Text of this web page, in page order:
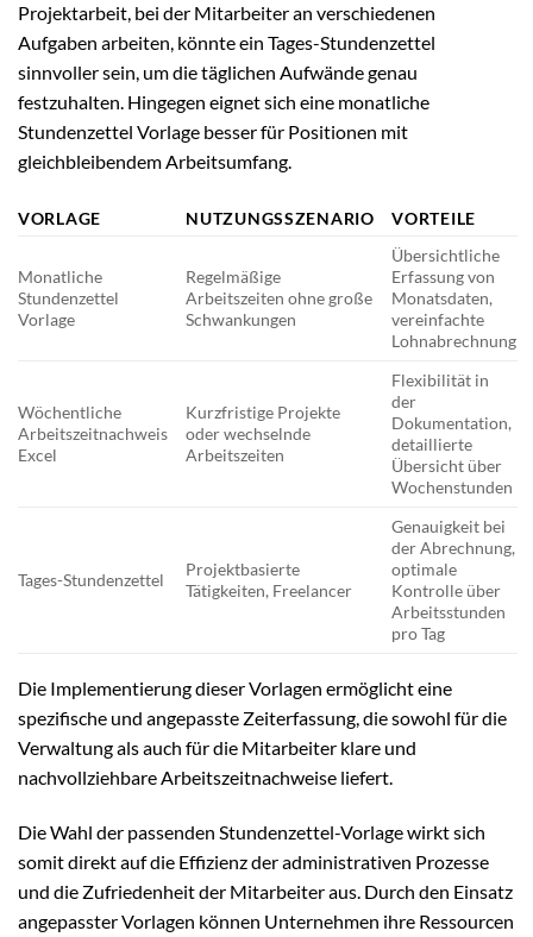
Projektarbeit, bei der Mitarbeiter an verschiedenen
Aufgaben arbeiten, könnte ein Tages-Stundenzettel
sinnvoller sein, um die täglichen Aufwände genau
festzuhalten. Hingegen eignet sich eine monatliche
Stundenzettel Vorlage besser für Positionen mit
gleichbleibendem Arbeitsumfang.
VORLAGE NUTZUNGSSZENARIO VORTEILE
Monatliche
Stundenzettel
Vorlage
Regelmäßige
Arbeitszeiten ohne große
Schwankungen
Übersichtliche
Erfassung von
Monatsdaten,
vereinfachte
Lohnabrechnung
Wöchentliche
Arbeitszeitnachweis
Excel
Kurzfristige Projekte
oder wechselnde
Arbeitszeiten
Flexibilität in
der
Dokumentation,
detaillierte
Übersicht über
Wochenstunden
Tages-Stundenzettel
Projektbasierte
Tätigkeiten, Freelancer
Genauigkeit bei
der Abrechnung,
optimale
Kontrolle über
Arbeitsstunden
pro Tag
Die Implementierung dieser Vorlagen ermöglicht eine
spezifische und angepasste Zeiterfassung, die sowohl für die
Verwaltung als auch für die Mitarbeiter klare und
nachvollziehbare Arbeitszeitnachweise liefert.
Die Wahl der passenden Stundenzettel-Vorlage wirkt sich
somit direkt auf die Effizienz der administrativen Prozesse
und die Zufriedenheit der Mitarbeiter aus. Durch den Einsatz
angepasster Vorlagen können Unternehmen ihre Ressourcen